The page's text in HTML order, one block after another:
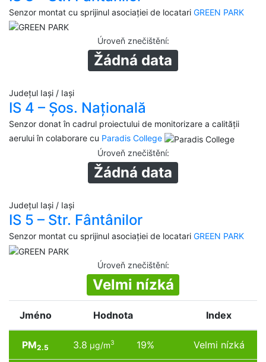
Senzor montat cu sprijinul asociației de locatari GREEN PARK
Úroveň znečištění:
Žádná data
Județul Iași / Iași
IS 4 – Șos. Națională
Senzor donat în cadrul proiectului de monitorizare a calității
aerului în colaborare cu Paradis College
Úroveň znečištění:
Žádná data
Județul Iași / Iași
IS 5 – Str. Fântânilor
Senzor montat cu sprijinul asociației de locatari GREEN PARK
Úroveň znečištění:
Velmi nízká
Jméno Hodnota Index
PM2.5 3.8 µg/m3 19% Velmi nízká